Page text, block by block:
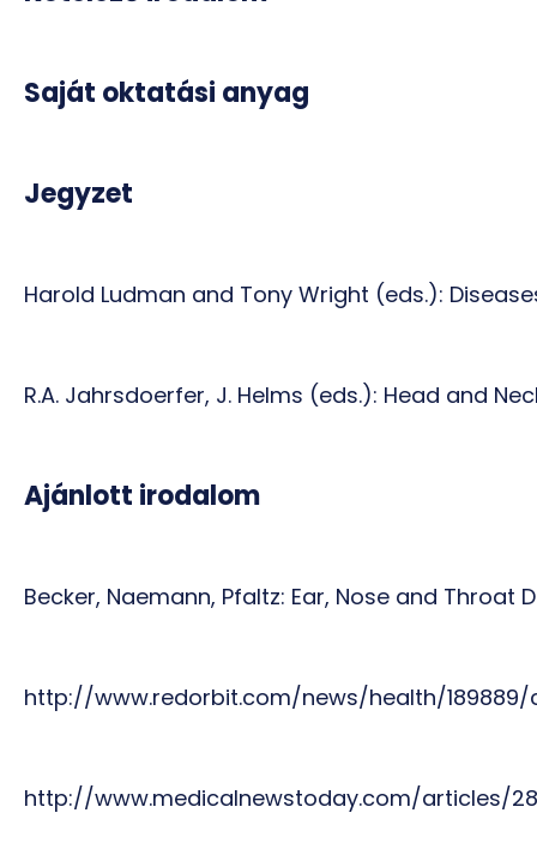
Saját oktatási anyag
Jegyzet
Harold Ludman and Tony Wright (eds.):
R.A. Jahrsdoerfer, J. Helms (eds.): Head and
Ajánlott irodalom
Becker, Naemann, Pfaltz: Ear, Nose and Throat
http://www.redorbit.com/news/health/
http://www.medicalnewstoday.com/articles/